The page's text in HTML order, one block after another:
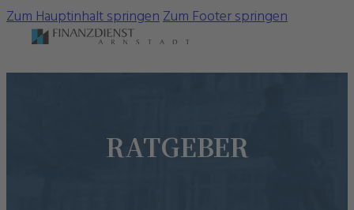
Zum Hauptinhalt springenZum Footer springen
RATGEBER